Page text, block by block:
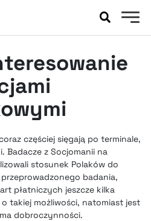
częściej sięgają po terminale,
z Socjomanii na
stosunek Polaków do
badania,
płatniczych jeszcze kilka
o takiej możliwości, natomiast jest
dobroczynności.